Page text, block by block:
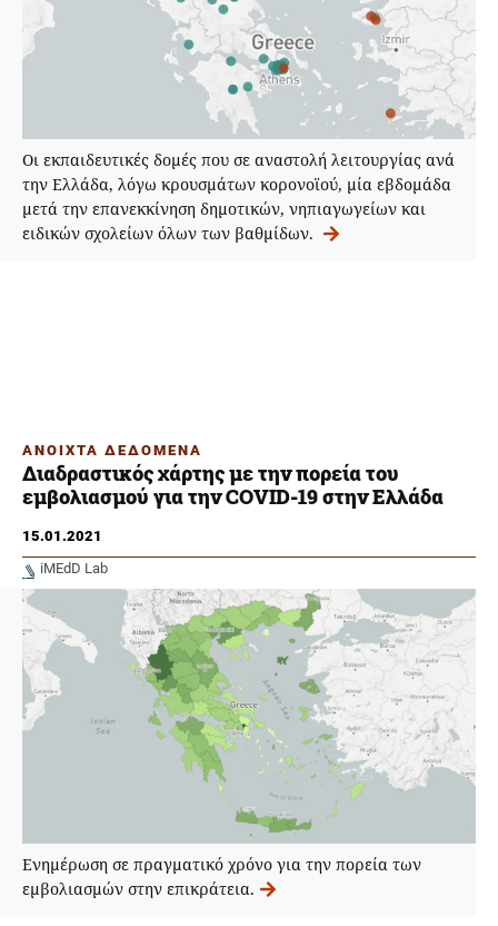
Οι εκπαιδευτικές δομές που σε αναστολή λειτουργίας ανά
την Ελλάδα, λόγω κρουσμάτων κορονοϊού, μία εβδομάδα
μετά την επανεκκίνηση δημοτικών, νηπιαγωγείων και
ειδικών σχολείων όλων των βαθμίδων.
ΑΝΟΙΧΤΑ ΔΕΔΟΜΕΝΑ
Διαδραστικός χάρτης με την πορεία του
εμβολιασμού για την COVID-19 στην Ελλάδα
15.01.2021
iMEdD Lab
Ενημέρωση σε πραγματικό χρόνο για την πορεία των
εμβολιασμών στην επικράτεια.